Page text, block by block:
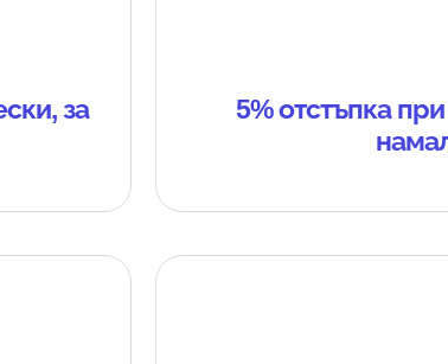
за
5% отстъпка